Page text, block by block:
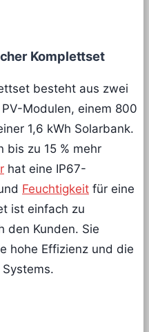
Komplettset
besteht aus zwei
Modulen, einem 800
1,6 kWh Solarbank.
bis zu 15 % mehr
hat eine IP67-
Feuchtigkeit für eine
ist einfach zu
den Kunden. Sie
hohe Effizienz und die